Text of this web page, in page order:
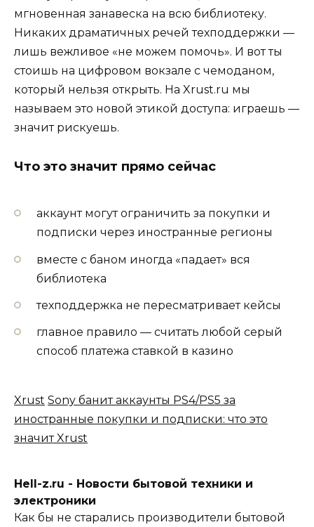
мгновенная занавеска на всю библиотеку.
Никаких драматичных речей техподдержки —
лишь вежливое «не можем помочь». И вот ты
стоишь на цифровом вокзале с чемоданом,
который нельзя открыть. На Xrust.ru мы
называем это новой этикой доступа: играешь —
значит рискуешь.
Что это значит прямо сейчас
аккаунт могут ограничить за покупки и
подписки через иностранные регионы
вместе с баном иногда «падает» вся
библиотека
техподдержка не пересматривает кейсы
главное правило — считать любой серый
способ платежа ставкой в казино
Xrust Sony банит аккаунты PS4/PS5 за
иностранные покупки и подписки: что это
значит Xrust
Hell-z.ru - Новости бытовой техники и
электроники
Как бы не старались производители бытовой